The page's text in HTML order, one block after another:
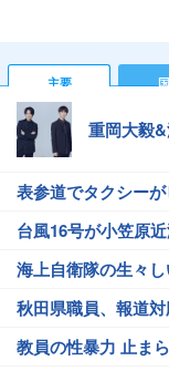
主要
重岡大毅
表参道でタクシー
台風16号が小笠原
海上自衛隊の生々
秋田県職員、報道
教員の性暴力 止ま